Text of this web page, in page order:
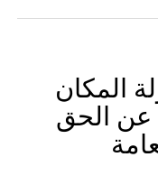
المكان
عن الحق